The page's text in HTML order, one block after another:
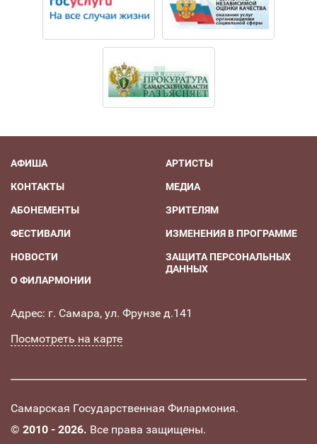
АФИША
КОНТАКТЫ
АБОНЕМЕНТЫ
ФЕСТИВАЛИ
НОВОСТИ
О ФИЛАРМОНИИ
АРТИСТЫ
МЕДИА
ЗРИТЕЛЯМ
ИЗМЕНЕНИЯ В ПРОГРАММЕ
ЗАЩИТА ПЕРСОНАЛЬНЫХ
ДАННЫХ
Адрес: г. Самара, ул. Фрунзе д.141
Посмотреть на карте
Самарская Государственная Филармония.
© 2010 - 2026. Все права защищены.